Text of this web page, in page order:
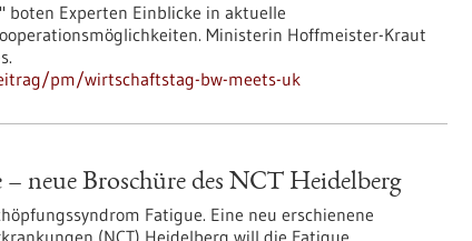
boten Experten Einblicke in aktuelle
Ministerin Hoffmeister-Kraut
pm/wirtschaftstag-bw-meets-uk
neue Broschüre des NCT Heidelberg
Fatigue. Eine neu erschienene
(NCT) Heidelberg will die Fatigue